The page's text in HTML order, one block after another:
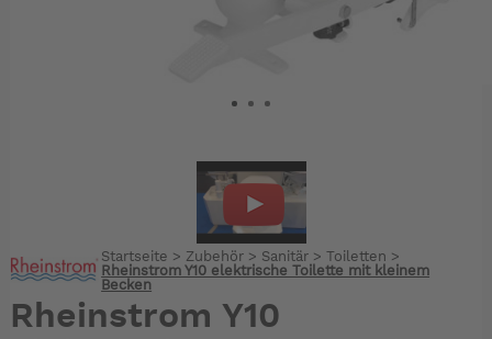
Startseite > Zubehör > Sanitär > Toiletten >
Rheinstrom Y10 elektrische Toilette mit kleinem
Becken
Rheinstrom Y10